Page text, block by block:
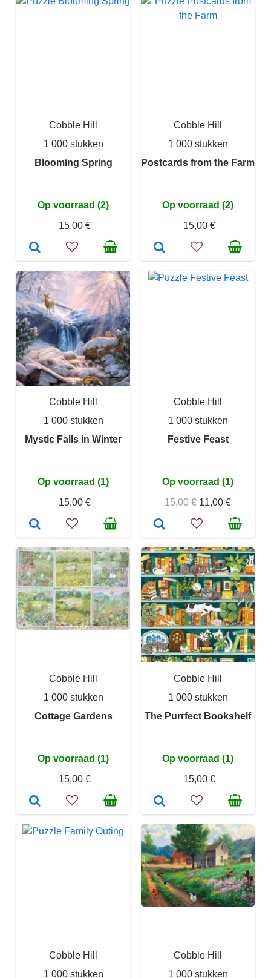
Cobble Hill
1 000 stukken
Blooming Spring
Op voorraad (2)
15,00 €
Cobble Hill
1 000 stukken
Postcards from the Farm
Op voorraad (2)
15,00 €
Cobble Hill
1 000 stukken
Mystic Falls in Winter
Op voorraad (1)
15,00 €
Cobble Hill
1 000 stukken
Festive Feast
Op voorraad (1)
15,00 € 11,00 €
Cobble Hill
1 000 stukken
Cottage Gardens
Op voorraad (1)
15,00 €
Cobble Hill
1 000 stukken
The Purrfect Bookshelf
Op voorraad (1)
15,00 €
Cobble Hill
1 000 stukken
Cobble Hill
1 000 stukken